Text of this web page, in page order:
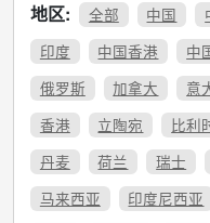
地区: 全部 中国
印度
中国香港 中
俄罗斯
加拿大 意
香港
立陶宛 比利
丹麦
荷兰 瑞士
马来西亚
印度尼西亚